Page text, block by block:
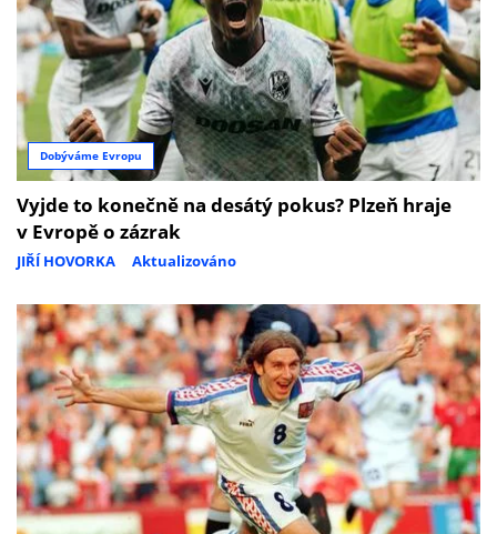
Dobýváme Evropu
Vyjde to konečně na desátý pokus? Plzeň hraje
v Evropě o zázrak
JIŘÍ HOVORKA Aktualizováno